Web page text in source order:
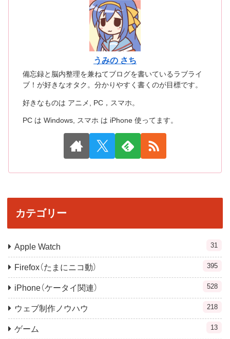
うみの さち
備忘録と脳内整理を兼ねてブログを書いているラブライ
ブ！が好きなオタク。分かりやすく書くのが目標です。
好きなものは アニメ, PC，スマホ。
PC は Windows, スマホ は iPhone 使ってます。
カテゴリー
Apple Watch 31
Firefox（たまにニコ動） 395
iPhone（ケータイ関連） 528
ウェブ制作ノウハウ 218
ゲーム 13